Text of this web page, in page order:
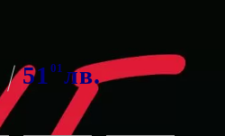
51 01 лв.